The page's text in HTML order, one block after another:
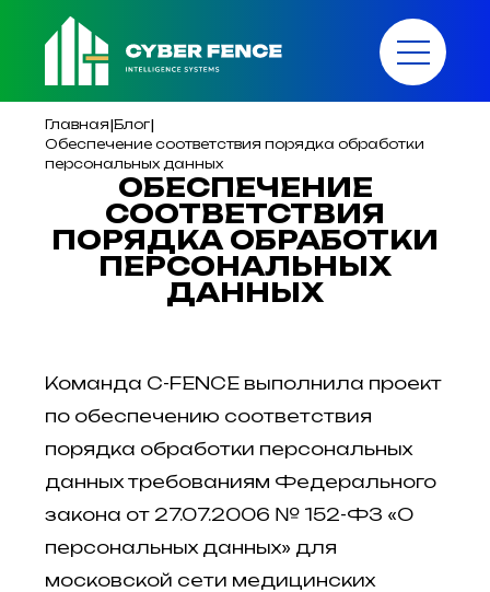
Главная|Блог|
Обеспечение соответствия порядка обработки
персональных данных
ОБЕСПЕЧЕНИЕ
СООТВЕТСТВИЯ
ПОРЯДКА ОБРАБОТКИ
ПЕРСОНАЛЬНЫХ
ДАННЫХ
Команда C-FENCE выполнила проект
по обеспечению соответствия
порядка обработки персональных
данных требованиям Федерального
закона от 27.07.2006 № 152-ФЗ «О
персональных данных» для
московской сети медицинских